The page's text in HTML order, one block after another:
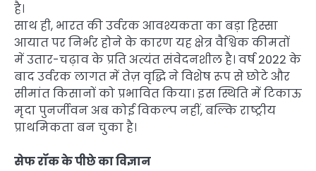
है।
साथ ही, भारत की उर्वरक आवश्यकता का बड़ा हिस्सा
आयात पर निर्भर होने के कारण यह क्षेत्र वैश्विक कीमतों
में उतार-चढ़ाव के प्रति अत्यंत संवेदनशील है। वर्ष 2022 के
बाद उर्वरक लागत में तेज़ वृद्धि ने विशेष रूप से छोटे और
सीमांत किसानों को प्रभावित किया। इस स्थिति में टिकाऊ
मृदा पुनर्जीवन अब कोई विकल्प नहीं, बल्कि राष्ट्रीय
प्राथमिकता बन चुका है।
सेफ रॉक के पीछे का विज्ञान